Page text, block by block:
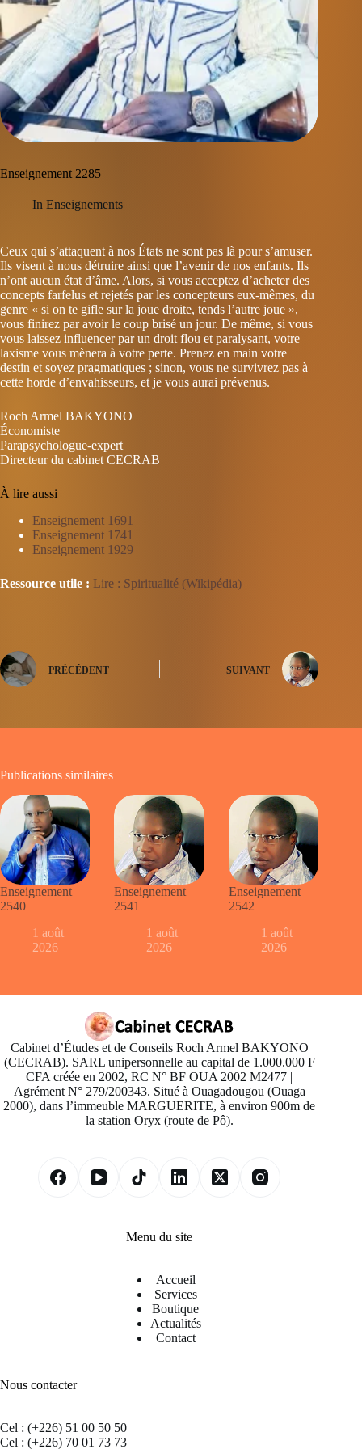
Enseignement 2285
In Enseignements
Ceux qui s’attaquent à nos États ne sont pas là pour s’amuser.
Ils visent à nous détruire ainsi que l’avenir de nos enfants. Ils
n’ont aucun état d’âme. Alors, si vous acceptez d’acheter des
concepts farfelus et rejetés par les concepteurs eux-mêmes, du
genre « si on te gifle sur la joue droite, tends l’autre joue »,
vous finirez par avoir le coup brisé un jour. De même, si vous
vous laissez influencer par un droit flou et paralysant, votre
laxisme vous mènera à votre perte. Prenez en main votre
destin et soyez pragmatiques ; sinon, vous ne survivrez pas à
cette horde d’envahisseurs, et je vous aurai prévenus.
Roch Armel BAKYONO
Économiste
Parapsychologue-expert
Directeur du cabinet CECRAB
À lire aussi
Enseignement 1691
Enseignement 1741
Enseignement 1929
Ressource utile : Lire : Spiritualité (Wikipédia)
PRÉCÉDENT SUIVANT
Publications similaires
Enseignement
2540
1 août
2026
Enseignement
2541
1 août
2026
Enseignement
2542
1 août
2026
Cabinet d’Études et de Conseils Roch Armel BAKYONO
(CECRAB). SARL unipersonnelle au capital de 1.000.000 F
CFA créée en 2002, RC N° BF OUA 2002 M2477 |
Agrément N° 279/200343. Situé à Ouagadougou (Ouaga
2000), dans l’immeuble MARGUERITE, à environ 900m de
la station Oryx (route de Pô).
Menu du site
Accueil
Services
Boutique
Actualités
Contact
Nous contacter
Cel : (+226) 51 00 50 50
Cel : (+226) 70 01 73 73